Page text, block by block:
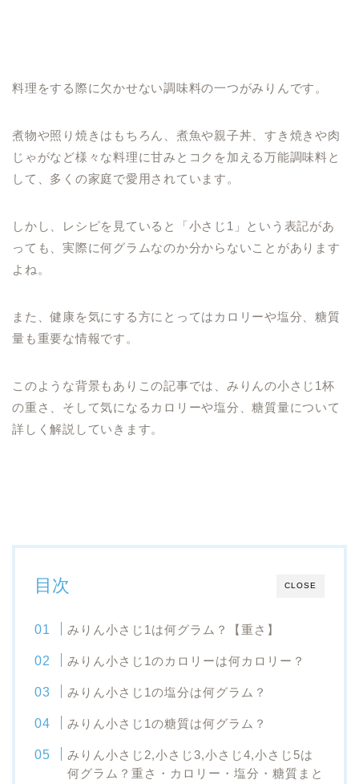
料理をする際に欠かせない調味料の一つがみりんです。
煮物や照り焼きはもちろん、煮魚や親子丼、すき焼きや肉
じゃがなど様々な料理に甘みとコクを加える万能調味料と
して、多くの家庭で愛用されています。
しかし、レシピを見ていると「小さじ1」という表記があ
っても、実際に何グラムなのか分からないことがあります
よね。
また、健康を気にする方にとってはカロリーや塩分、糖質
量も重要な情報です。
このような背景もありこの記事では、みりんの小さじ1杯
の重さ、そして気になるカロリーや塩分、糖質量について
詳しく解説していきます。
CLOSE
目次
みりん小さじ1は何グラム？【重さ】
みりん小さじ1のカロリーは何カロリー？
みりん小さじ1の塩分は何グラム？
みりん小さじ1の糖質は何グラム？
みりん小さじ2,小さじ3,小さじ4,小さじ5は
何グラム？重さ・カロリー・塩分・糖質まと